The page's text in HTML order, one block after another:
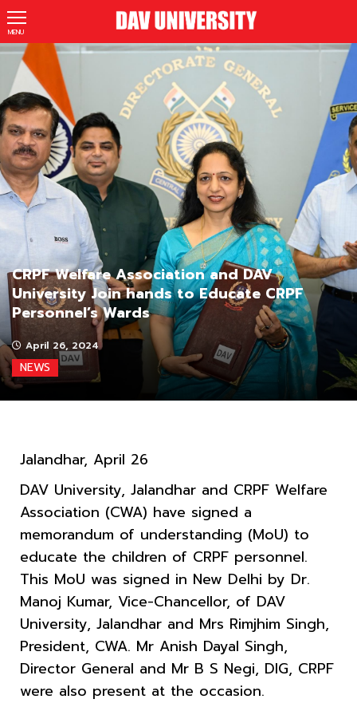
MENU
NEWS
CRPF Welfare Association and DAV
University Join hands to Educate CRPF
Personnel’s Wards
April 26, 2024
Jalandhar, April 26
DAV University, Jalandhar and CRPF Welfare
Association (CWA) have signed a
memorandum of understanding (MoU) to
educate the children of CRPF personnel.
This MoU was signed in New Delhi by Dr.
Manoj Kumar, Vice-Chancellor, of DAV
University, Jalandhar and Mrs Rimjhim Singh,
President, CWA. Mr Anish Dayal Singh,
Director General and Mr B S Negi, DIG, CRPF
were also present at the occasion.